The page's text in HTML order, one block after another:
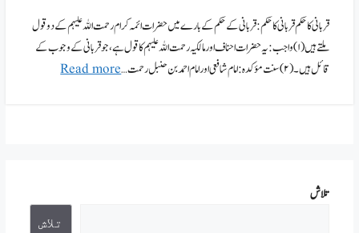
قربانی کا حکم قربانی کا حکم: قربانی کے حکم کے بارے میں حضرات ائمہ کرام رحمت اللہ علیہم کے دو قول
ملتے ہیں (۱) واجب: یہ حضرات احناف اور مالکیہ رحمت اللہ علیہم کا قول ہے ، جو قربانی کے وجوب کے
قائل ہیں۔ (۲) سنت مؤکدہ: امام شافعی اور امام احمد بن حنبل رحمت …
Read more
تلاش
تلاش